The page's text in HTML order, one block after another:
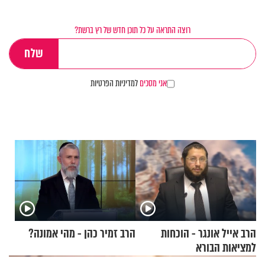
רוצה התראה על כל תוכן חדש של רץ ברשת?
אני מסכיםלמדיניות הפרטיות
הרב אייל אונגר - הוכחות
למציאות הבורא
הרב זמיר כהן - מהי אמונה?